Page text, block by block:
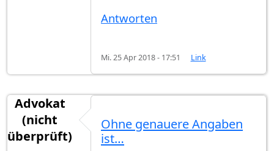
Antworten
Mi. 25 Apr 2018 - 17:51 Link
Advokat
(nicht
überprüft)
Ohne genauere Angaben
ist…